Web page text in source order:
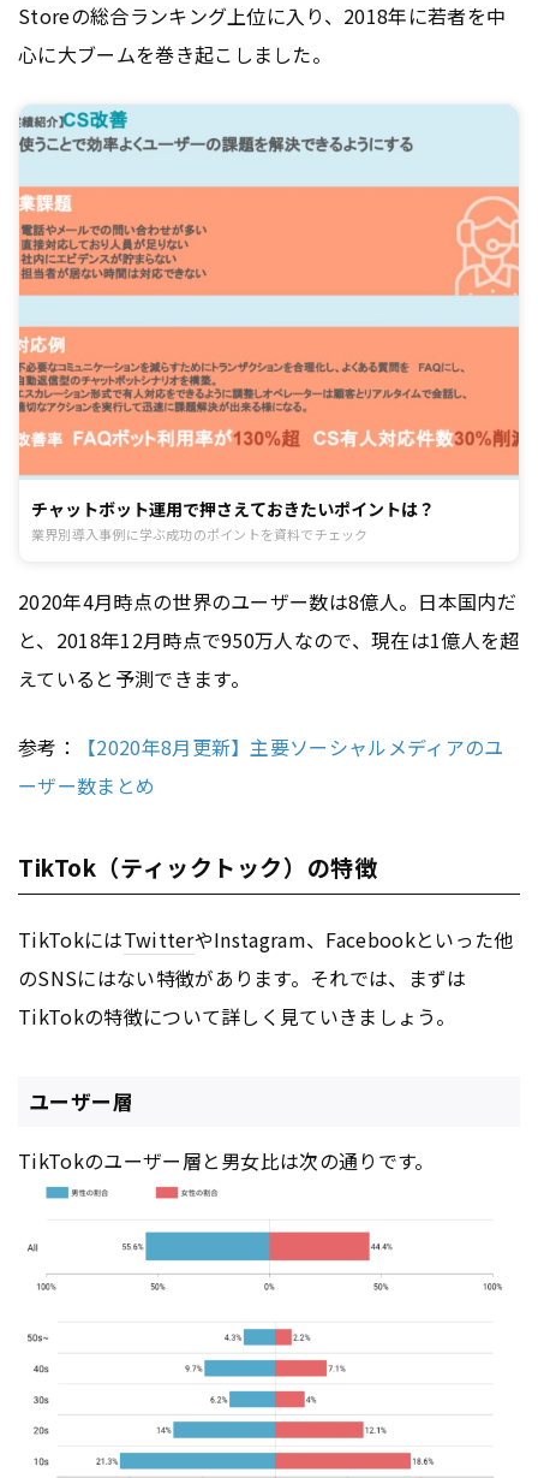
Storeの総合ランキング上位に入り、2018年に若者を中
心に大ブームを巻き起こしました。
チャットボット運用で押さえておきたいポイントは？
業界別導入事例に学ぶ成功のポイントを資料でチェック
2020年4月時点の世界のユーザー数は8億人。日本国内だ
と、2018年12月時点で950万人なので、現在は1億人を超
えていると予測できます。
参考：
【2020年8月更新】主要ソーシャルメディアのユ
ーザー数まとめ
TikTok（ティックトック）の特徴
TikTokにはTwitterやInstagram、Facebookといった他
のSNSにはない特徴があります。それでは、まずは
TikTokの特徴について詳しく見ていきましょう。
ユーザー層
TikTokのユーザー層と男女比は次の通りです。